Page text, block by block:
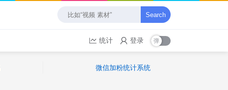
Search
统计 登录
微信加粉统计系统